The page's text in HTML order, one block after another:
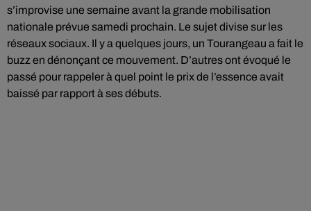
s’improvise une semaine avant la grande mobilisation
nationale prévue samedi prochain. Le sujet divise sur les
réseaux sociaux. Il y a quelques jours, un Tourangeau a fait le
buzz en dénonçant ce mouvement. D’autres ont évoqué le
passé pour rappeler à quel point le prix de l’essence avait
baissé par rapport à ses débuts.